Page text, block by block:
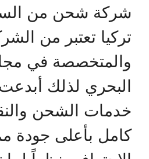
شركة شحن من
تركيا تعتبر من
والمتخصصة في
البحري لذلك
خدمات الشحن
كامل بأعلى جودة